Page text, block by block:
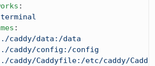
:
terminal
:
./caddy/data:/data
./caddy/config:/config
./caddy/Caddyfile:/etc/caddy/